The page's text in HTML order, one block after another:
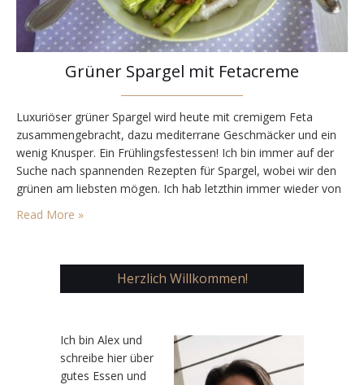
Grüner Spargel mit Fetacreme
Luxuriöser grüner Spargel wird heute mit cremigem Feta
zusammengebracht, dazu mediterrane Geschmäcker und ein
wenig Knusper. Ein Frühlingsfestessen! Ich bin immer auf der
Suche nach spannenden Rezepten für Spargel, wobei wir den
grünen am liebsten mögen. Ich hab letzthin immer wieder von
Fetacreme gelesen und dachte mir, dass das so eine Creme
doch gut zu Spargel passen könnte. Vor meinem…
Read More »
Herzlich Willkommen!
Ich bin Alex und
schreibe hier über
gutes Essen und